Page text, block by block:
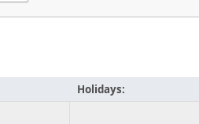
Holidays: